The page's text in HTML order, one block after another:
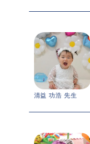
清益 功浩 先生